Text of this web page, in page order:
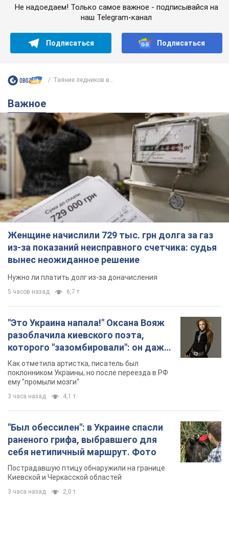
Не надоедаем! Только самое важное - подписывайся на
наш Telegram-канал
Подписаться Подписаться
Таяние ледников в...
Важное
Женщине начислили 729 тыс. грн долга за газ
из-за показаний неисправного счетчика: судья
вынес неожиданное решение
Нужно ли платить долг из-за доначисления
5 часов назад 6,7 т.
"Это Украина напала!" Оксана Вояж
разоблачила киевского поэта,
которого "зазомбировали": он даже
русского не знал, а теперь хочет
геноцида украинцев
Как отметила артистка, писатель был
поклонником Украины, но после переезда в РФ
ему "промыли мозги"
3 часа назад 4,1 т.
"Был обессилен": в Украине спасли
раненого грифа, выбравшего для
себя нетипичный маршрут. Фото
Пострадавшую птицу обнаружили на границе
Киевской и Черкасской областей
3 часа назад 2,0 т.